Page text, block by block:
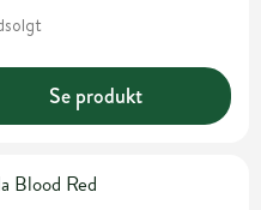
Se produkt
Blood Red